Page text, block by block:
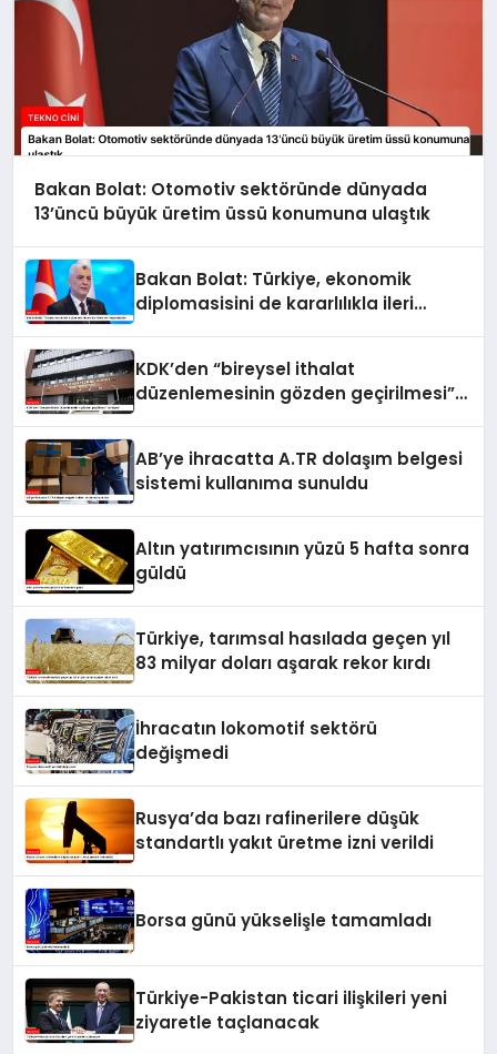
Bakan Bolat: Otomotiv sektöründe dünyada
13’üncü büyük üretim üssü konumuna ulaştık
Bakan Bolat: Türkiye, ekonomik
diplomasisini de kararlılıkla ileri
KDK’den “bireysel ithalat
düzenlemesinin gözden geçirilmesi”
AB’ye ihracatta A.TR dolaşım belgesi
sistemi kullanıma sunuldu
Altın yatırımcısının yüzü 5 hafta sonra
güldü
Türkiye, tarımsal hasılada geçen yıl
83 milyar doları aşarak rekor kırdı
İhracatın lokomotif sektörü
değişmedi
Rusya’da bazı rafinerilere düşük
standartlı yakıt üretme izni verildi
Borsa günü yükselişle tamamladı
Türkiye-Pakistan ticari ilişkileri yeni
ziyaretle taçlanacak